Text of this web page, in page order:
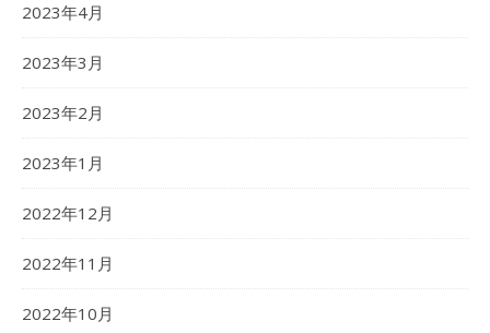
2023年4月
2023年3月
2023年2月
2023年1月
2022年12月
2022年11月
2022年10月